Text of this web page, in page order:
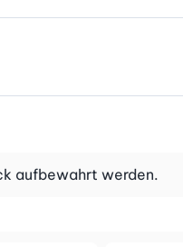
aufbewahrt werden.